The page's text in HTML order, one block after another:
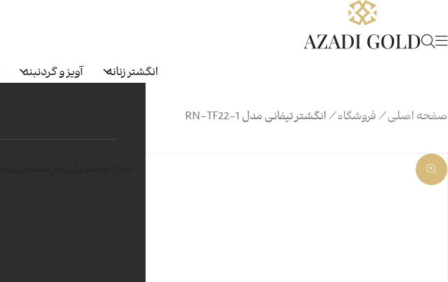
انگشتر زنانه آویز و گردنبند
صفحه اصلی/ فروشگاه/ انگشتر تیفانی مدل RN-TF22-1